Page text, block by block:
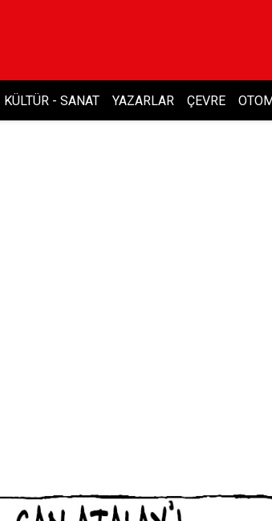
KÜLTÜR - SANAT YAZARLAR ÇEVRE